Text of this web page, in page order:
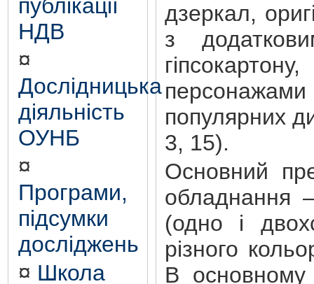
публікації
НДВ
¤
Дослідницька
діяльність
ОУНБ
¤
Програми,
підсумки
досліджень
¤ Школа
дзеркал,
з
популярних
3, 15).
Основний
обладнання
(одно і
різного
В основному